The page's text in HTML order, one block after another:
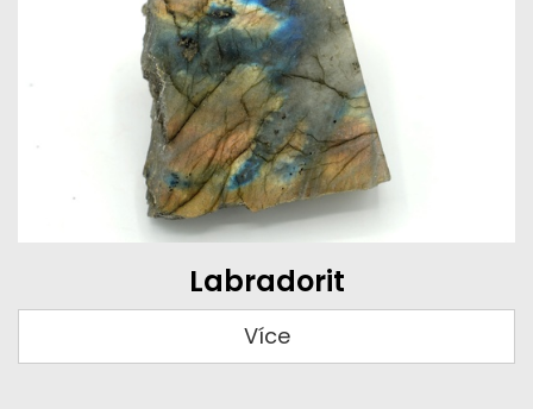
Labradorit
Více